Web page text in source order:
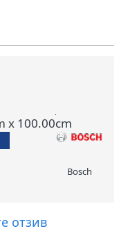
x 100.00cm
Bosch
отзив